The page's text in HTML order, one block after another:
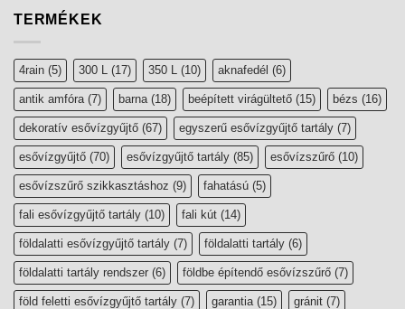
TERMÉKEK
4rain (5) 300 L (17) 350 L (10) aknafedél (6)
antik amfóra (7) barna (18) beépített virágültető (15) bézs (16)
dekoratív esővízgyűjtő (67) egyszerű esővízgyűjtő tartály (7)
esővízgyűjtő (70) esővízgyűjtő tartály (85) esővízszűrő (10)
esővízszűrő szikkasztáshoz (9) fahatású (5)
fali esővízgyűjtő tartály (10) fali kút (14)
földalatti esővízgyűjtő tartály (7) földalatti tartály (6)
földalatti tartály rendszer (6) földbe építendő esővízszűrő (7)
föld feletti esővízgyűjtő tartály (7) garantia (15) gránit (7)